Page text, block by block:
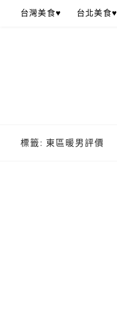
台灣美食♥ 台北美食♥
標籤: 東區暖男評價